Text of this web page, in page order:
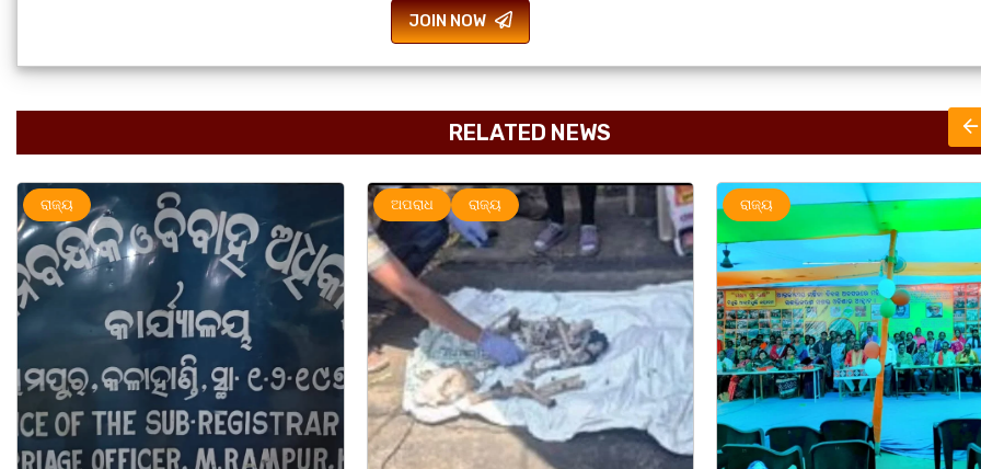
JOIN NOW
RELATED NEWS
ଅପରାଧ ରାଜ୍ୟ ରାଜ୍ୟ ରାଜ୍ୟ